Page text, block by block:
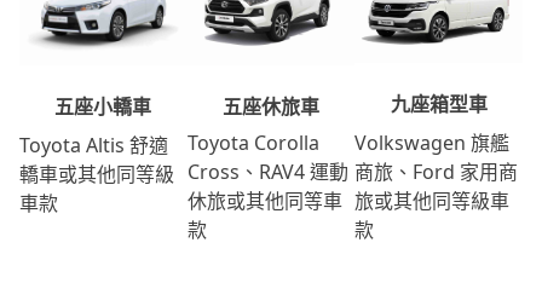
五座小轎車
Toyota Altis 舒適
轎車或其他同等級
車款
五座休旅車
Toyota Corolla
Cross、RAV4 運動
休旅或其他同等車
款
九座箱型車
Volkswagen 旗艦
商旅、Ford 家用商
旅或其他同等級車
款